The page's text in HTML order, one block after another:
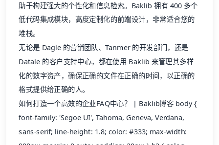
助于构建强大的个性化和信息检索。Baklib 拥有 400 多个
低代码集成模块，高度定制化的前端设计，非常适合您的
堆栈。
无论是 Dagle 的营销团队、Tanmer 的开发部门，还是
Datale 的客户支持中心，都在使用 Baklib 来管理其多样
化的数字资产，确保正确的文件在正确的时间，以正确的
格式提供给正确的人。
如何打造一个高效的企业FAQ中心？ | Baklib博客 body {
font-family: 'Segoe UI', Tahoma, Geneva, Verdana,
sans-serif; line-height: 1.8; color: #333; max-width: